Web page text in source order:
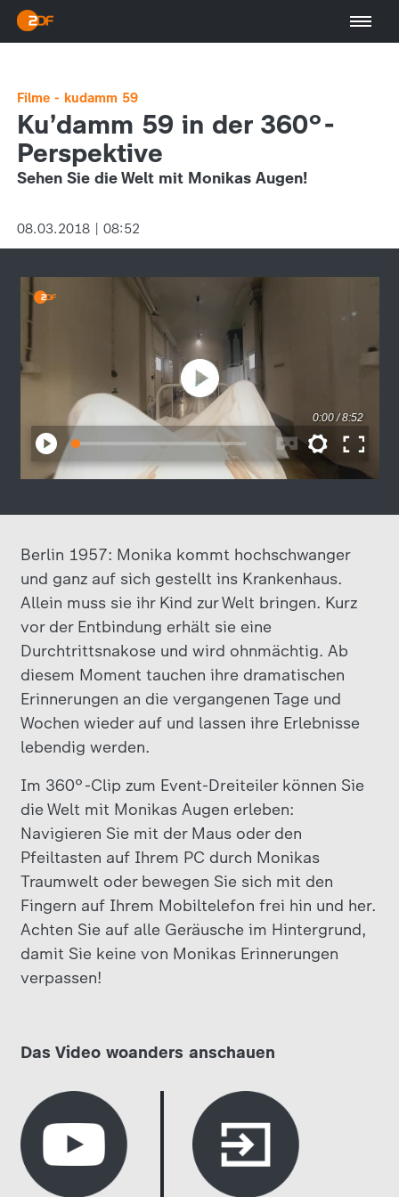
Filme - kudamm 59
Ku’damm 59 in der 360°-
Perspektive
Sehen Sie die Welt mit Monikas Augen!
08.03.2018 | 08:52
Berlin 1957: Monika kommt hochschwanger
und ganz auf sich gestellt ins Krankenhaus.
Allein muss sie ihr Kind zur Welt bringen. Kurz
vor der Entbindung erhält sie eine
Durchtrittsnakose und wird ohnmächtig. Ab
diesem Moment tauchen ihre dramatischen
Erinnerungen an die vergangenen Tage und
Wochen wieder auf und lassen ihre Erlebnisse
lebendig werden.
Im 360°-Clip zum Event-Dreiteiler können Sie
die Welt mit Monikas Augen erleben:
Navigieren Sie mit der Maus oder den
Pfeiltasten auf Ihrem PC durch Monikas
Traumwelt oder bewegen Sie sich mit den
Fingern auf Ihrem Mobiltelefon frei hin und her.
Achten Sie auf alle Geräusche im Hintergrund,
damit Sie keine von Monikas Erinnerungen
verpassen!
Das Video woanders anschauen